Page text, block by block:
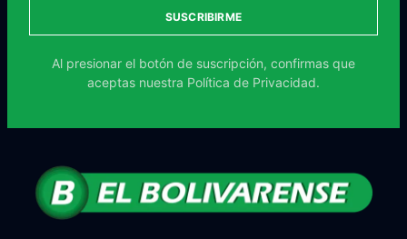
SUSCRIBIRME
Al presionar el botón de suscripción, confirmas que
aceptas nuestra Política de Privacidad.